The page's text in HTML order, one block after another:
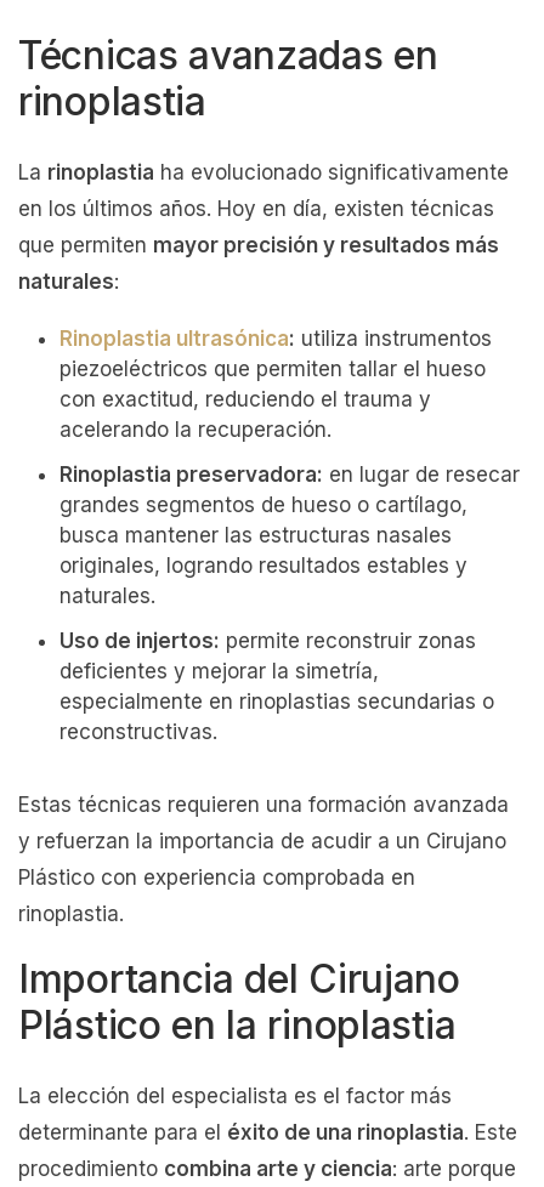
Técnicas avanzadas en
rinoplastia
La rinoplastia ha evolucionado significativamente
en los últimos años. Hoy en día, existen técnicas
que permiten mayor precisión y resultados más
naturales:
Rinoplastia ultrasónica: utiliza instrumentos
piezoeléctricos que permiten tallar el hueso
con exactitud, reduciendo el trauma y
acelerando la recuperación.
Rinoplastia preservadora: en lugar de resecar
grandes segmentos de hueso o cartílago,
busca mantener las estructuras nasales
originales, logrando resultados estables y
naturales.
Uso de injertos: permite reconstruir zonas
deficientes y mejorar la simetría,
especialmente en rinoplastias secundarias o
reconstructivas.
Estas técnicas requieren una formación avanzada
y refuerzan la importancia de acudir a un Cirujano
Plástico con experiencia comprobada en
rinoplastia.
Importancia del Cirujano
Plástico en la rinoplastia
La elección del especialista es el factor más
determinante para el éxito de una rinoplastia. Este
procedimiento combina arte y ciencia: arte porque